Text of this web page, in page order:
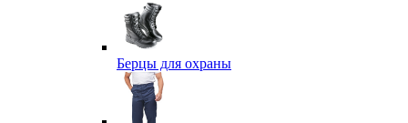
Берцы для охраны